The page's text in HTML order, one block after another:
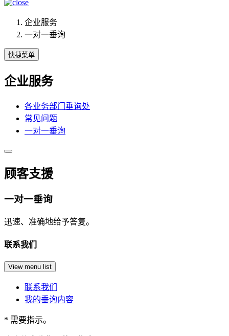
企业服务
一对一垂询
快捷菜单
企业服务
各业务部门垂询处
常见问题
一对一垂询
顾客支援
一对一垂询
迅速、准确地给予答复。
联系我们
View menu list
联系我们
我的垂询内容
* 需要指示。